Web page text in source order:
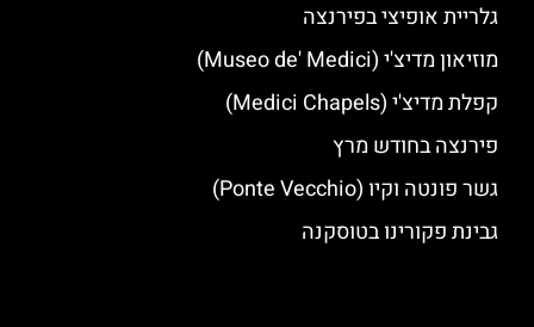
גלריית אופיצי בפירנצה
מוזיאון מדיצ'י (Museo de' Medici)
קפלת מדיצ'י (Medici Chapels)
פירנצה בחודש מרץ
גשר פונטה וקיו (Ponte Vecchio)
גבינת פקורינו בטוסקנה